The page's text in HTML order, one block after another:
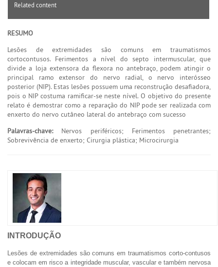
Related content
RESUMO
Lesões de extremidades são comuns em traumatismos
cortocontusos. Ferimentos a nível do septo intermuscular, que
divide a loja extensora da flexora no antebraço, podem atingir o
principal ramo extensor do nervo radial, o nervo interósseo
posterior (NIP). Estas lesões possuem uma reconstrução desafiadora,
pois o NIP costuma ramificar-se neste nível. O objetivo do presente
relato é demostrar como a reparação do NIP pode ser realizada com
enxerto do nervo cutâneo lateral do antebraço com sucesso
Palavras-chave:Nervos periféricos; Ferimentos penetrantes;
Sobrevivência de enxerto; Cirurgia plástica; Microcirurgia
INTRODUÇÃO
Lesões de extremidades são comuns em traumatismos corto-contusos
e colocam em risco a integridade muscular, vascular e também nervosa